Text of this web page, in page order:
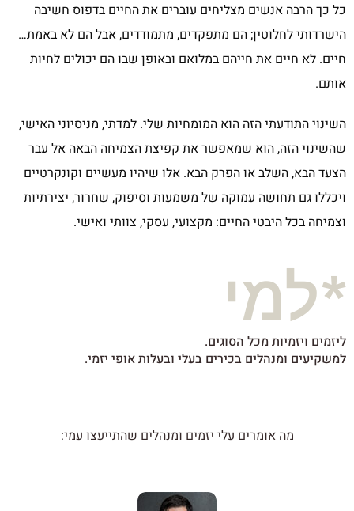
כל כך הרבה אנשים מצליחים עוברים את החיים בדפוס חשיבה
הישרדותי לחלוטין; הם מתפקדים, מתמודדים, אבל הם לא באמת…
חיים. לא חיים את חייהם במלואם ובאופן שבו הם יכולים לחיות
אותם.
השינוי התודעתי הזה הוא המומחיות שלי. למדתי, מניסיוני האישי,
שהשינוי הזה, הוא שמאפשר את קפיצת הצמיחה הבאה אל עבר
הצעד הבא, השלב או הפרק הבא. אלו שיהיו מעשיים וקונקרטיים
ויכללו גם תחושה עמוקה של משמעות וסיפוק, שחרור, יצירתיות
וצמיחה בכל היבטי החיים: מקצועי, עסקי, צוותי ואישי.
*למי
ליזמים ויזמיות מכל הסוגים.
למשקיעים ומנהלים בכירים בעלי ובעלות אופי יזמי.
מה אומרים עלי יזמים ומנהלים שהתייעצו עמי: